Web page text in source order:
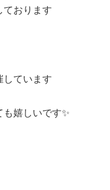
おります
ています
嬉しいです✨